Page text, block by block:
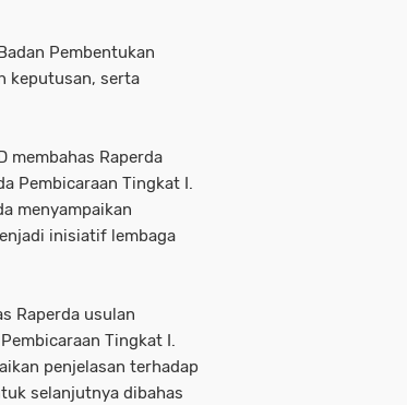
Pembentukan
keputusan, serta
membahas Raperda
Pembicaraan Tingkat I.
menyampaikan
inisiatif lembaga
Raperda usulan
Tingkat I.
penjelasan terhadap
selanjutnya dibahas